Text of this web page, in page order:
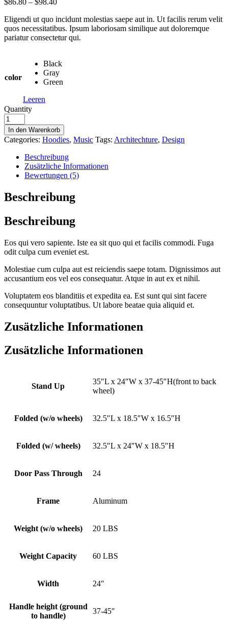
Eligendi ut quo incidunt molestias saepe aut in. Ut facilis rerum velit
quos necessitatibus. Ipsum laboriosam similique aut doloremque
pariatur consectetur qui.
color
Black
Gray
Green
Leeren
Quantity
In den Warenkorb
Categories: Hoodies, Music Tags: Architechture, Design
Beschreibung
Zusätzliche Informationen
Bewertungen (5)
Beschreibung
Beschreibung
Eos qui vero sapiente. Iste ea sit quo qui et facilis commodi. Fuga
odit culpa cum eveniet est.
Molestiae cum culpa aut est reiciendis saepe totam. Dignissimos aut
accusantium eos vel eos consequatur. Atque in aut ex et nihil.
Voluptatem eos blanditiis et expedita ea. Est sunt qui sint facere
consequuntur voluptatibus. Ut labore beatae quia aliquid et.
Zusätzliche Informationen
Zusätzliche Informationen
Stand Up
35″L x 24″W x 37-45″H(front to back
wheel)
Folded (w/o wheels) 32.5″L x 18.5″W x 16.5″H
Folded (w/ wheels) 32.5″L x 24″W x 18.5″H
Door Pass Through 24
Frame Aluminum
Weight (w/o wheels) 20 LBS
Weight Capacity 60 LBS
Width 24″
Handle height (ground
to handle)
37-45″